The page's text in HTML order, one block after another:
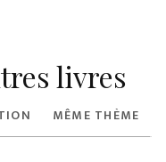
livres
MÊME THÈME